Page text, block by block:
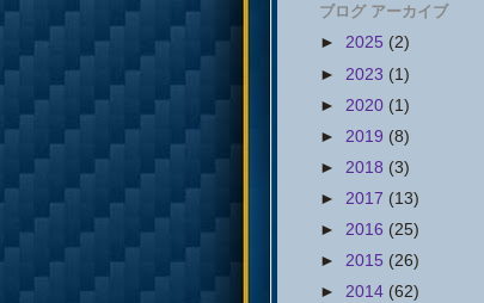
ブログ アーカイブ
► 2025 (2)
► 2023 (1)
► 2020 (1)
► 2019 (8)
► 2018 (3)
► 2017 (13)
► 2016 (25)
► 2015 (26)
► 2014 (62)